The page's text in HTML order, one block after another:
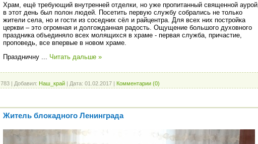
Храм, ещё требующий внутренней отделки, но уже пропитанный священной аурой,
в этот день был полон людей. Посетить первую службу собрались не только
жители села, но и гости из соседних сёл и райцентра. Для всех них постройка
церкви – это огромная и долгожданная радость. Ощущение большого духовного
праздника объединяло всех молящихся в храме - первая служба, причастие,
проповедь, все впервые в новом храме.
Праздничну
Читать дальше »
783 Добавил: Наш_край Дата: 01.02.2017 Комментарии (0)
Житель блокадного Ленинграда